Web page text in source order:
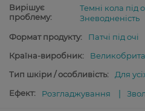
Вирішує
проблему:
Темні кола під
Зневодненість
Формат продукту:
Патчі під очі
Країна-виробник:
Тип шкіри / особливість:
Для
Ефект:
Розгладжування